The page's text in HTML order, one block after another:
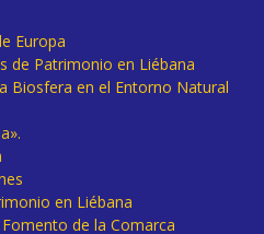
Europa
de Patrimonio en Liébana
Biosfera en el Entorno Natural
en Liébana
de la Comarca